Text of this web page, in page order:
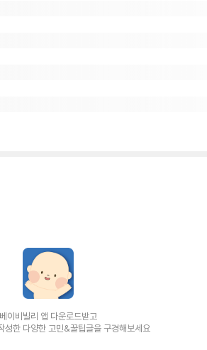
베이비빌리 앱 다운로드받고
성한 다양한 고민&꿀팁글을 구경해보세요